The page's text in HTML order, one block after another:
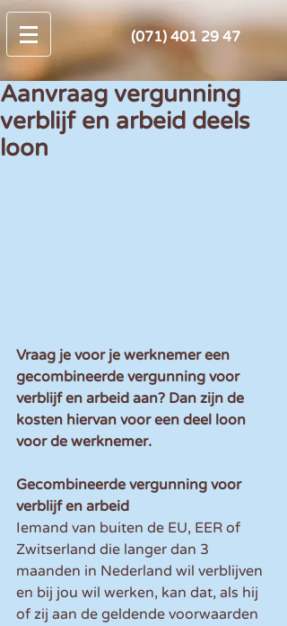
(071) 401 29 47
Aanvraag vergunning
verblijf en arbeid deels
loon
Vraag je voor je werknemer een
gecombineerde vergunning voor
verblijf en arbeid aan? Dan zijn de
kosten hiervan voor een deel loon
voor de werknemer.
Gecombineerde vergunning voor
verblijf en arbeid
Iemand van buiten de EU, EER of
Zwitserland die langer dan 3
maanden in Nederland wil verblijven
en bij jou wil werken, kan dat, als hij
of zij aan de geldende voorwaarden